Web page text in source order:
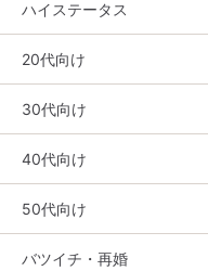
ハイステータス
20代向け
30代向け
40代向け
50代向け
バツイチ・再婚